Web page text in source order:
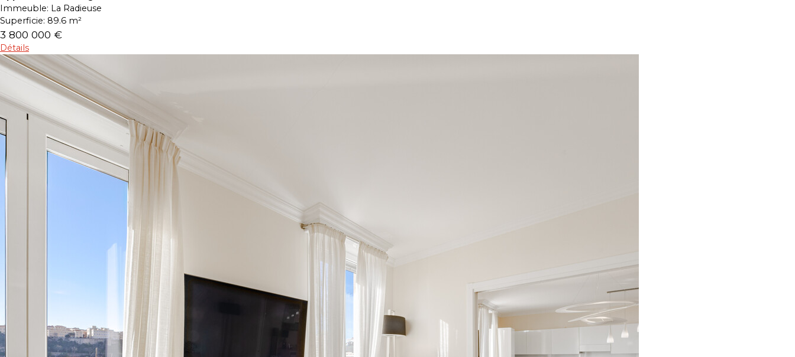
Immeuble: La Radieuse
Superficie: 89.6 m²
3 800 000 €
Détails